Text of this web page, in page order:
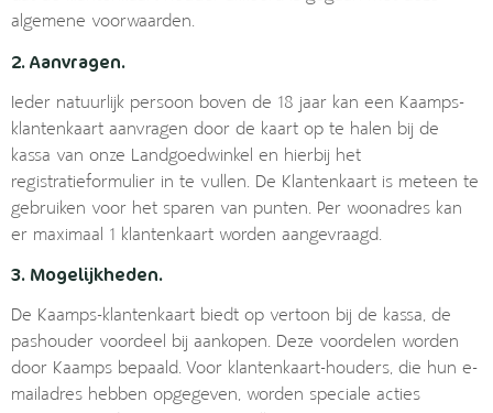
algemene voorwaarden.
2. Aanvragen.
Ieder natuurlijk persoon boven de 18 jaar kan een Kaamps-
klantenkaart aanvragen door de kaart op te halen bij de
kassa van onze Landgoedwinkel en hierbij het
registratieformulier in te vullen. De Klantenkaart is meteen te
gebruiken voor het sparen van punten. Per woonadres kan
er maximaal 1 klantenkaart worden aangevraagd.
3. Mogelijkheden.
De Kaamps-klantenkaart biedt op vertoon bij de kassa, de
pashouder voordeel bij aankopen. Deze voordelen worden
door Kaamps bepaald. Voor klantenkaart-houders, die hun e-
mailadres hebben opgegeven, worden speciale acties